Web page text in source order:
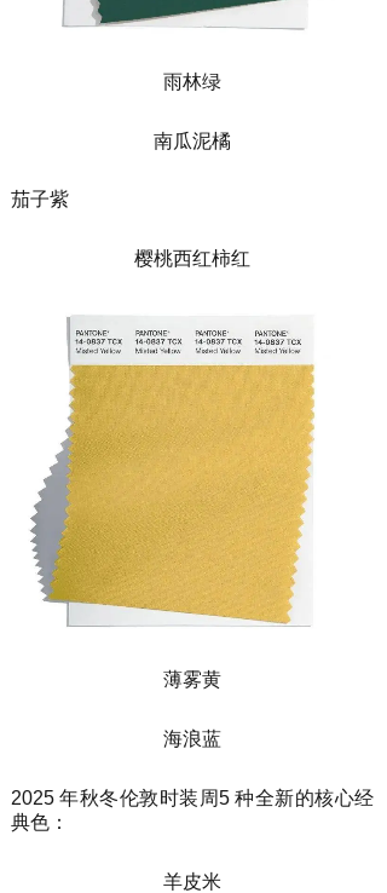
雨林绿
南瓜泥橘
茄子紫
樱桃西红柿红
薄雾黄
海浪蓝
2025 年秋冬伦敦时装周5 种全新的核心经
典色：
羊皮米